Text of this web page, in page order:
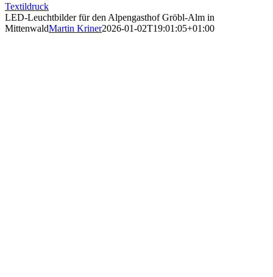
Textildruck
LED-Leuchtbilder für den Alpengasthof Gröbl-Alm in
MittenwaldMartin Kriner2026-01-02T19:01:05+01:00